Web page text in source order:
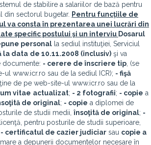
de stabilire a salariilor de bază pentru
din sectorul bugetar. Pentru funcţiile de
va consta în prezentarea unei lucrări din
specific postului şi un interviu Dosarul
personal la sediul instituţiei, Serviciul
la data de 10.11.2008 (inclusiv) şi va
documente: - cerere de înscriere tip , (se
www.icr.ro sau de la sediul ICR); - fişă
de pe web-site-ul www.icr.ro sau de la
vitae actualizat; - 2 fotografii; - copie a
de original; - copie a diplomei de
de studii medii, însoţită de original; -
pentru posturile de studii superioare,
- certificatul de cazier judiciar sau copie a
a depunerii documentelor necesare în